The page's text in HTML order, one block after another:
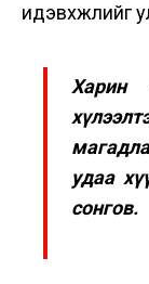
идэвхжлийг
Харин
удаа
сонгов.